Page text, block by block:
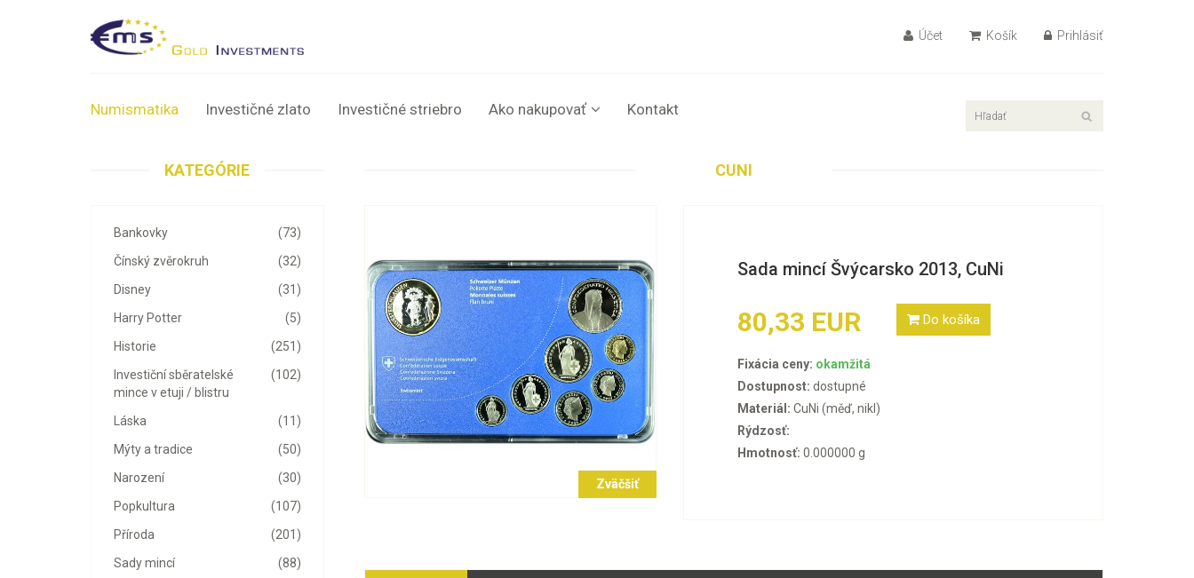
Účet Košík Prihlásiť
Numismatika Investičné zlato Investičné striebro Ako nakupovať Kontakt
KATEGÓRIE
(73)
Bankovky
(32)
Čínský zvěrokruh
(31)
Disney
(5)
Harry Potter
(251)
Historie
(102)
Investiční sběratelské
mince v etuji / blistru
(11)
Láska
(50)
Mýty a tradice
(30)
Narození
(107)
Popkultura
(201)
Příroda
(88)
Sady mincí
CUNI
Zväčšiť
Sada mincí Švýcarsko 2013, CuNi
80,33 EUR Do košíka
Fixácia ceny: okamžitá
Dostupnost: dostupné
Materiál: CuNi (měď, nikl)
Rýdzosť:
Hmotnosť: 0.000000 g